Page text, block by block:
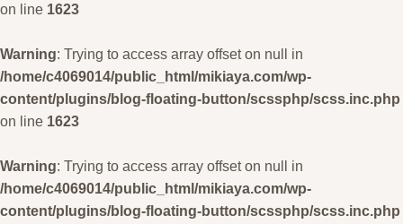
on line 1623
Warning: Trying to access array offset on null in
/home/c4069014/public_html/mikiaya.com/wp-
content/plugins/blog-floating-button/scssphp/scss.inc.php
on line 1623
Warning: Trying to access array offset on null in
/home/c4069014/public_html/mikiaya.com/wp-
content/plugins/blog-floating-button/scssphp/scss.inc.php